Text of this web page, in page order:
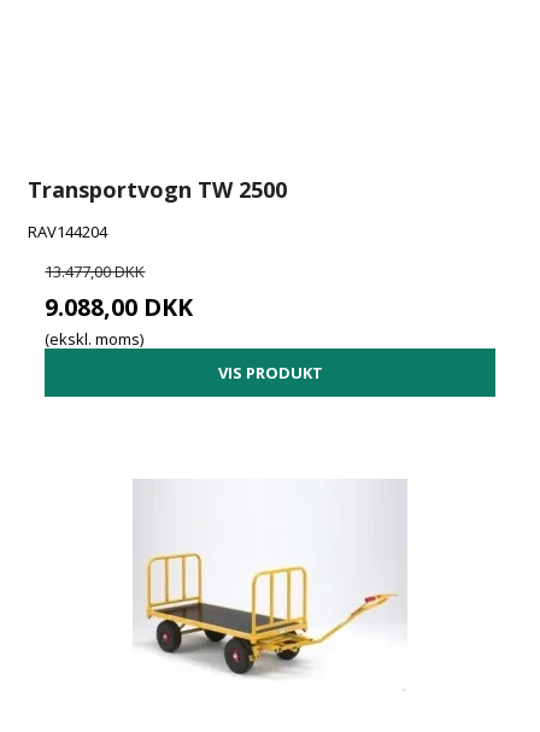
Transportvogn TW 2500
RAV144204
13.477,00 DKK
9.088,00 DKK
(ekskl. moms)
VIS PRODUKT